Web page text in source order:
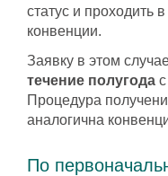
статус и проходить
конвенции.
Заявку в этом
течение полугода
Процедура
аналогична
По